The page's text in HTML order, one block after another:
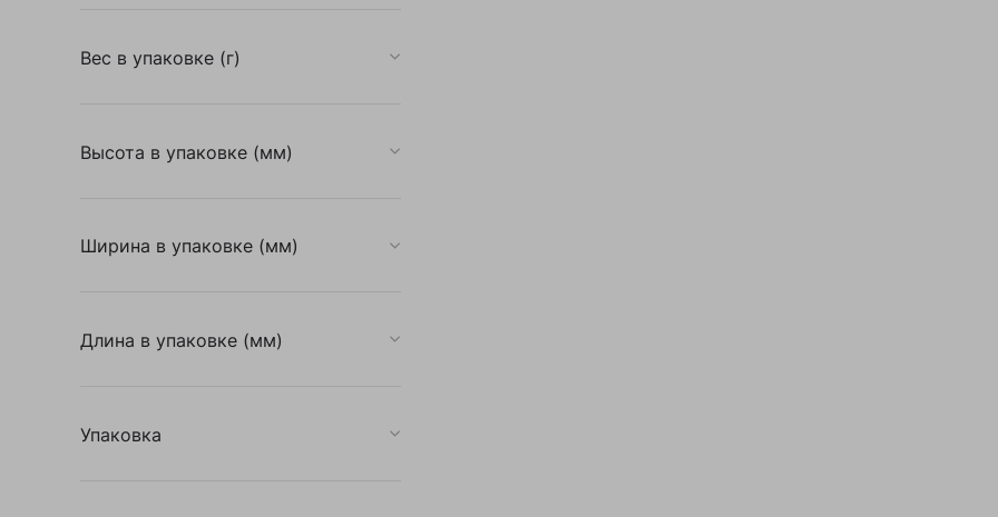
Вес в упаковке (г)
Высота в упаковке (мм)
Ширина в упаковке (мм)
Длина в упаковке (мм)
Упаковка